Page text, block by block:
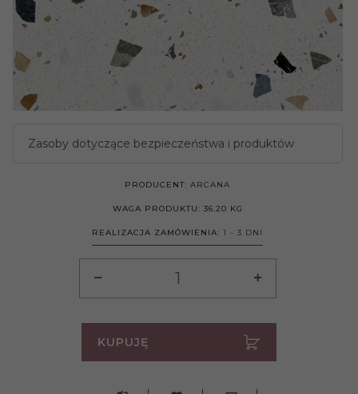
Zasoby dotyczące bezpieczeństwa i produktów
PRODUCENT:ARCANA
WAGA PRODUKTU: 36.20 KG
REALIZACJA ZAMÓWIENIA:1 - 3 DNI
KUPUJĘ